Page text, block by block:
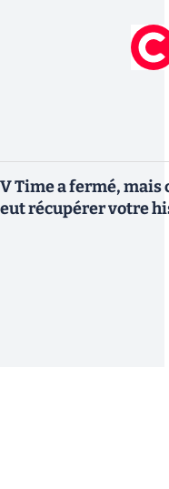
Time a fermé,
récupérer votre